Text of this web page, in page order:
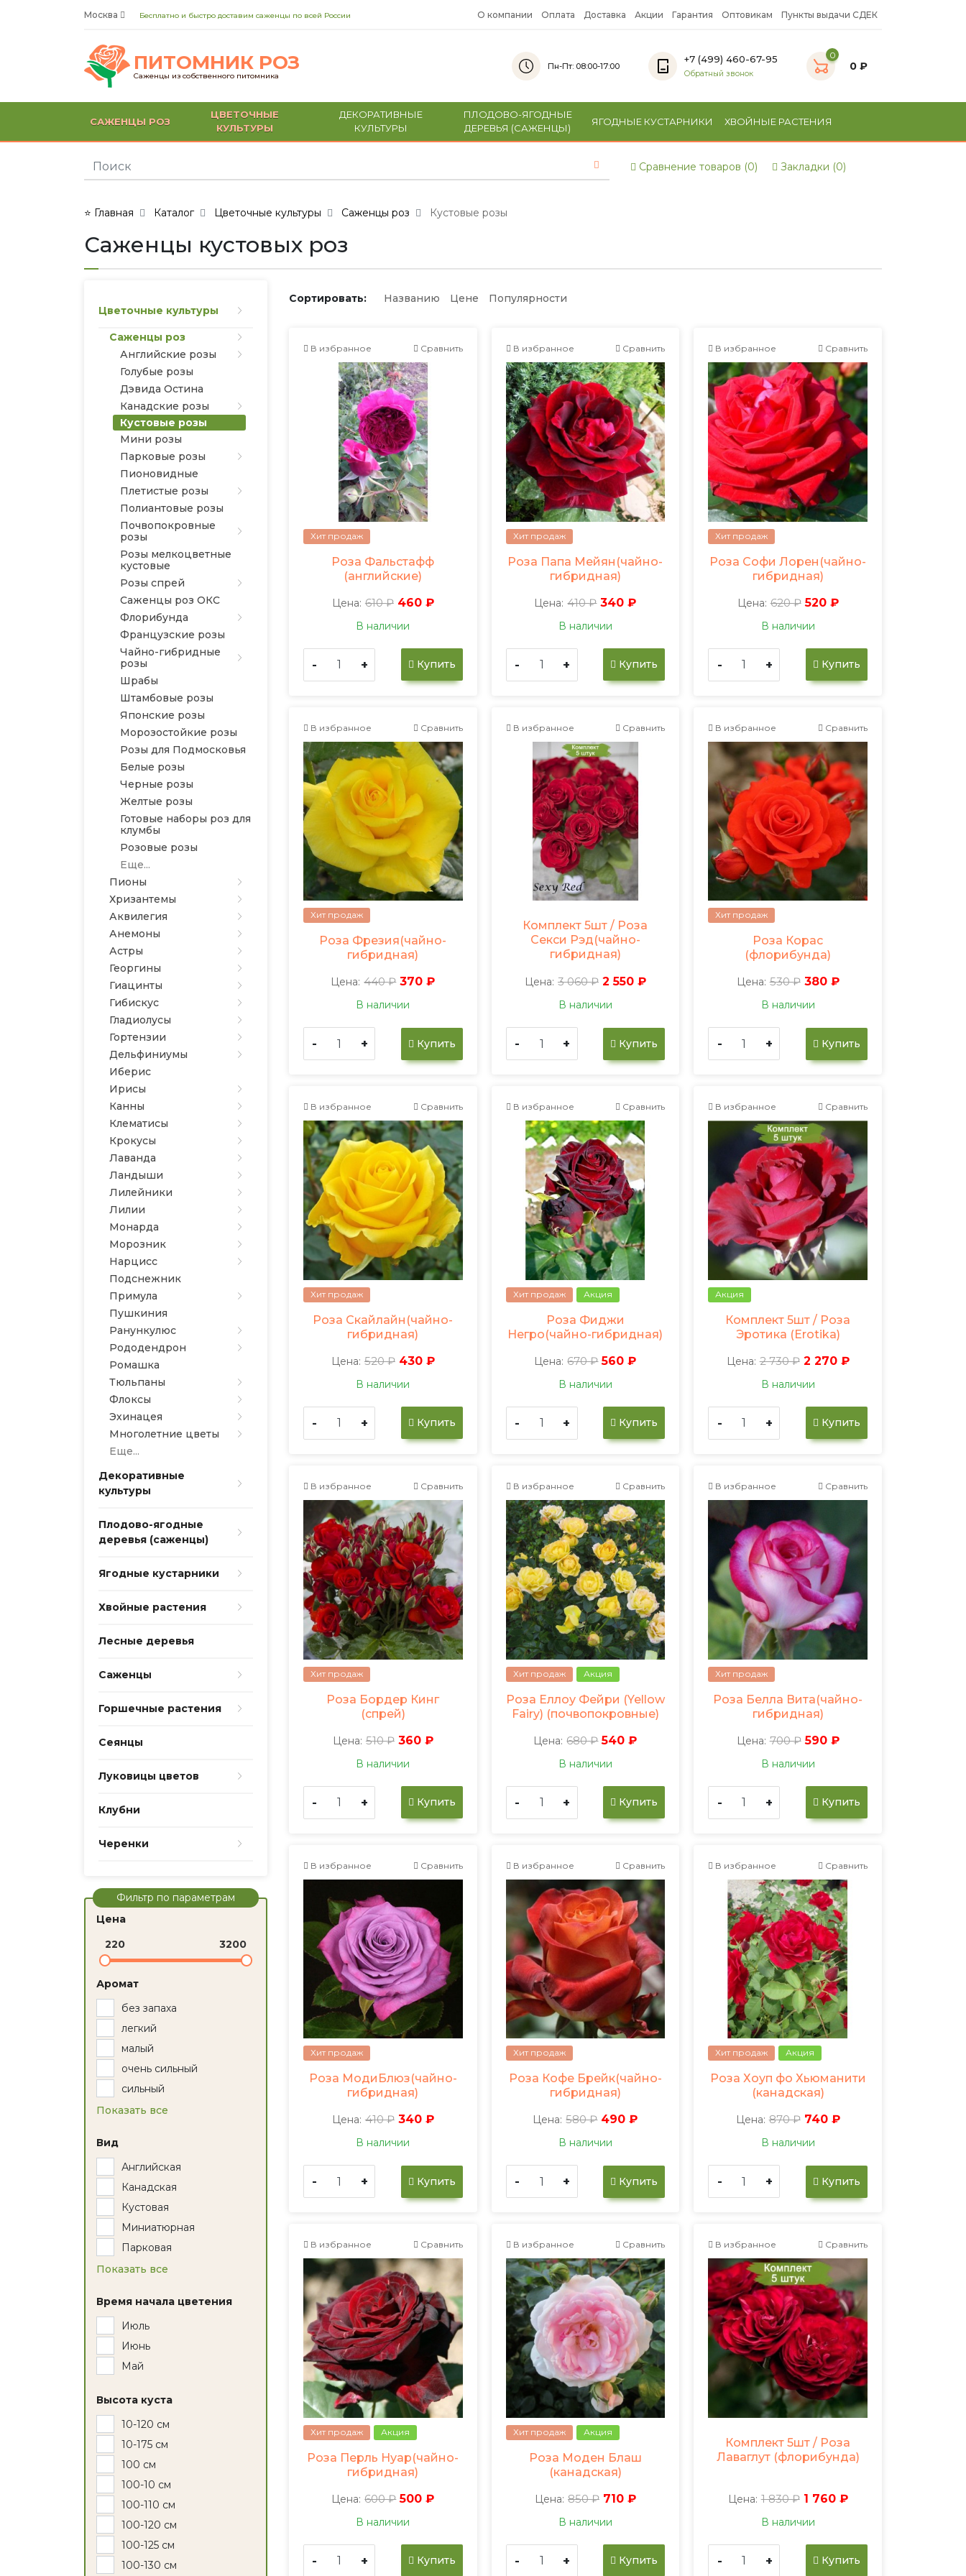
Москва Бесплатно и быстро доставим саженцы по всей России О компании Оплата Доставка Акции Гарантия Оптовикам Пункты выдачи СДЕК
ПИТОМНИК РОЗ
Саженцы из собственного питомника
Пн-Пт: 08:00-17:00
+7 (499) 460-67-95
Обратный звонок
0
0 ₽
САЖЕНЦЫ РОЗ
ЦВЕТОЧНЫЕ
КУЛЬТУРЫ
ДЕКОРАТИВНЫЕ
КУЛЬТУРЫ
ПЛОДОВО-ЯГОДНЫЕ
ДЕРЕВЬЯ (САЖЕНЦЫ)
ЯГОДНЫЕ КУСТАРНИКИ ХВОЙНЫЕ РАСТЕНИЯ
Сравнение товаров (0) Закладки (0)
⭐ Главная Каталог Цветочные культуры Саженцы роз Кустовые розы
Саженцы кустовых роз
Цветочные культуры
Саженцы роз
Английские розы
Голубые розы
Дэвида Остина
Канадские розы
Кустовые розы
Мини розы
Парковые розы
Пионовидные
Плетистые розы
Полиантовые розы
Почвопокровные
розы
Розы мелкоцветные
кустовые
Розы спрей
Саженцы роз ОКС
Флорибунда
Французские розы
Чайно-гибридные
розы
Шрабы
Штамбовые розы
Японские розы
Морозостойкие розы
Розы для Подмосковья
Белые розы
Черные розы
Желтые розы
Готовые наборы роз для
клумбы
Розовые розы
Еще...
Пионы
Хризантемы
Аквилегия
Анемоны
Астры
Георгины
Гиацинты
Гибискус
Гладиолусы
Гортензии
Дельфиниумы
Иберис
Ирисы
Канны
Клематисы
Крокусы
Лаванда
Ландыши
Лилейники
Лилии
Монарда
Морозник
Нарцисс
Подснежник
Примула
Пушкиния
Ранункулюс
Рододендрон
Ромашка
Тюльпаны
Флоксы
Эхинацея
Многолетние цветы
Еще...
Декоративные
культуры
Плодово-ягодные
деревья (саженцы)
Ягодные кустарники
Хвойные растения
Лесные деревья
Саженцы
Горшечные растения
Сеянцы
Луковицы цветов
Клубни
Черенки
Фильтр по параметрам
Цена
220
3200
Аромат
без запаха
легкий
малый
очень сильный
сильный
Показать все
Вид
Английская
Канадская
Кустовая
Миниатюрная
Парковая
Показать все
Время начала цветения
Июль
Июнь
Май
Высота куста
10-120 см
10-175 см
100 см
100-10 см
100-110 см
100-120 см
100-125 см
100-130 см
Сортировать: Названию Цене Популярности
В избранное Сравнить
Хит продаж
Роза Фальстафф
(английские)
Цена: 610 ₽ 460 ₽
В наличии
- + Купить
В избранное Сравнить
Хит продаж
Роза Папа Мейян(чайно-
гибридная)
Цена: 410 ₽ 340 ₽
В наличии
- + Купить
В избранное Сравнить
Хит продаж
Роза Софи Лорен(чайно-
гибридная)
Цена: 620 ₽ 520 ₽
В наличии
- + Купить
В избранное Сравнить
Хит продаж
Роза Фрезия(чайно-
гибридная)
Цена: 440 ₽ 370 ₽
В наличии
- + Купить
В избранное Сравнить
Комплект 5шт / Роза
Секси Рэд(чайно-
гибридная)
Цена: 3 060 ₽ 2 550 ₽
В наличии
- + Купить
В избранное Сравнить
Хит продаж
Роза Корас
(флорибунда)
Цена: 530 ₽ 380 ₽
В наличии
- + Купить
В избранное Сравнить
Хит продаж
Роза Скайлайн(чайно-
гибридная)
Цена: 520 ₽ 430 ₽
В наличии
- + Купить
В избранное Сравнить
Хит продаж Акция
Роза Фиджи
Негро(чайно-гибридная)
Цена: 670 ₽ 560 ₽
В наличии
- + Купить
В избранное Сравнить
Акция
Комплект 5шт / Роза
Эротика (Erotika)
Цена: 2 730 ₽ 2 270 ₽
В наличии
- + Купить
В избранное Сравнить
Хит продаж
Роза Бордер Кинг
(спрей)
Цена: 510 ₽ 360 ₽
В наличии
- + Купить
В избранное Сравнить
Хит продаж Акция
Роза Еллоу Фейри (Yellow
Fairy) (почвопокровные)
Цена: 680 ₽ 540 ₽
В наличии
- + Купить
В избранное Сравнить
Хит продаж
Роза Белла Вита(чайно-
гибридная)
Цена: 700 ₽ 590 ₽
В наличии
- + Купить
В избранное Сравнить
Хит продаж
Роза МодиБлюз(чайно-
гибридная)
Цена: 410 ₽ 340 ₽
В наличии
- + Купить
В избранное Сравнить
Хит продаж
Роза Кофе Брейк(чайно-
гибридная)
Цена: 580 ₽ 490 ₽
В наличии
- + Купить
В избранное Сравнить
Хит продаж Акция
Роза Хоуп фо Хьюманити
(канадская)
Цена: 870 ₽ 740 ₽
В наличии
- + Купить
В избранное Сравнить
Хит продаж Акция
Роза Перль Нуар(чайно-
гибридная)
Цена: 600 ₽ 500 ₽
В наличии
- + Купить
В избранное Сравнить
Хит продаж Акция
Роза Моден Блаш
(канадская)
Цена: 850 ₽ 710 ₽
В наличии
- + Купить
В избранное Сравнить
Комплект 5шт / Роза
Лаваглут (флорибунда)
Цена: 1 830 ₽ 1 760 ₽
В наличии
- + Купить